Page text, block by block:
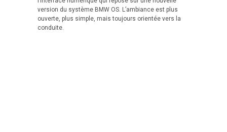
version du système BMW OS. L’ambiance est plus
ouverte, plus simple, mais toujours orientée vers la
conduite.